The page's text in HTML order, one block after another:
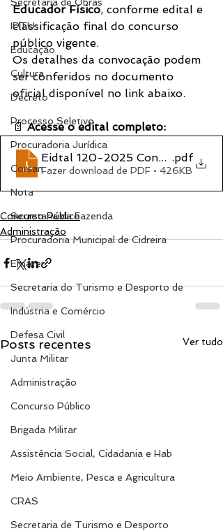
IPTU
Educação
Cultura
Decreto
Processo Seletivo
Procuradoria Jurídica
Corsan
Nota
Secretaria da Fazenda
Procuradoria Municipal de Cidreira
Emater
Secretaria do Turismo e Desporto de
Indústria e Comércio
Defesa Civil
Junta Militar
Administração
Concurso Público
Brigada Militar
Assistência Social, Cidadania e Hab
Meio Ambiente, Pesca e Agricultura
CRAS
Secretaria de Turismo e Desporto
Educador Físico, conforme edital e
classificação final do concurso
público vigente.
Os detalhes da convocação podem
ser conferidos no documento
oficial disponível no link abaixo.
📄 Acesse o edital completo:
Eidtal 120-2025 Concurso.pdf
Fazer download de PDF • 426KB
Concurso Público
Administração
Posts recentes Ver tudo